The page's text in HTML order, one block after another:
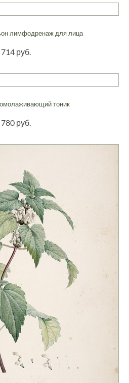
лимфодренаж для лица
714 руб.
тоник
780 руб.